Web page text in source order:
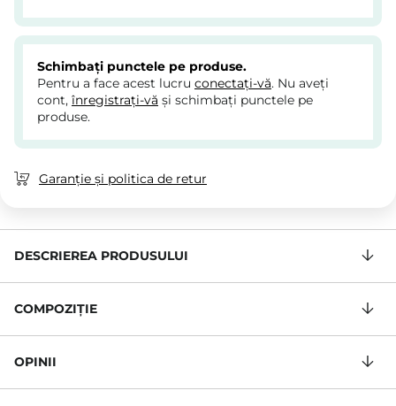
Schimbați punctele pe produse.
Pentru a face acest lucru conectați-vă. Nu aveți
cont, înregistrați-vă și schimbați punctele pe
produse.
Garanție și politica de retur
DESCRIEREA PRODUSULUI
COMPOZIŢIE
OPINII